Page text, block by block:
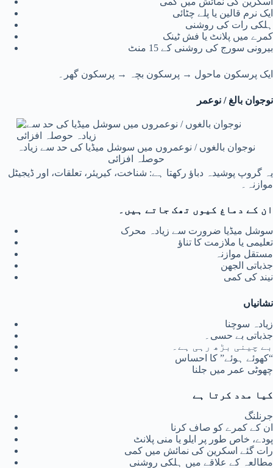
ایک نرم قالین یا پلے چٹائی
ہلکی رات کی روشنی
کمرے میں پلانٹ یا فش ٹینک
بیرونی سورج کی روشنی کے 15 منٹ
ایک پرسکون ماحول → پرسکون بچہ → پرسکون گھر۔
نوجوان بالغ / نوعمر
نوجوان بالغوں / نوعمروں میں سوشل میڈیا کی حد سے زیادہ
حوصلہ افزائی
یہ گروپ پوشیدہ دباؤ رکھتا ہے: شناخت، کیریئر، تعلقات، اور ڈیجیٹل
موازنہ۔
ان کے دماغ کیوں تھک جاتے ہیں۔
سوشل میڈیا ضرورت سے زیادہ محرک
تعلیمی یا ملازمت کا تناؤ
مستقل موازنہ
جذباتی الجھن
نیند کی کمی
نشانیاں
زیادہ سوچنا
جذباتی بے حسی۔
بے چینی بڑھ رہی ہے۔
“کھوئے ہوئے” کا احساس
چھوٹی عمر میں جلنا
کیا مدد کرتا ہے
جرنلنگ
ان کے کمرے کو صاف کرنا
پودے، خاص طور پر ایلو یا منی پلانٹ
رات گئے اسکرین کی نمائش میں کمی
مطالعہ کے علاقے میں ہلکی روشنی